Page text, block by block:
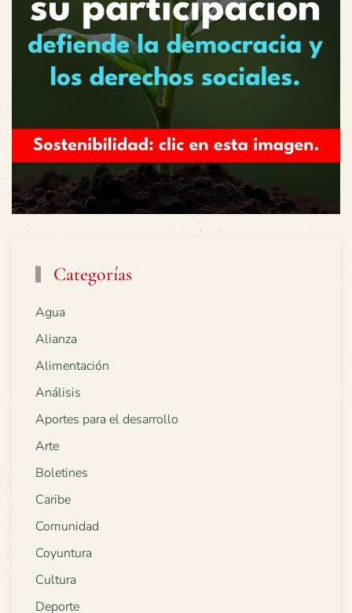
Categorías
Agua
Alianza
Alimentación
Análisis
Aportes para el desarrollo
Arte
Boletines
Caribe
Comunidad
Coyuntura
Cultura
Deporte